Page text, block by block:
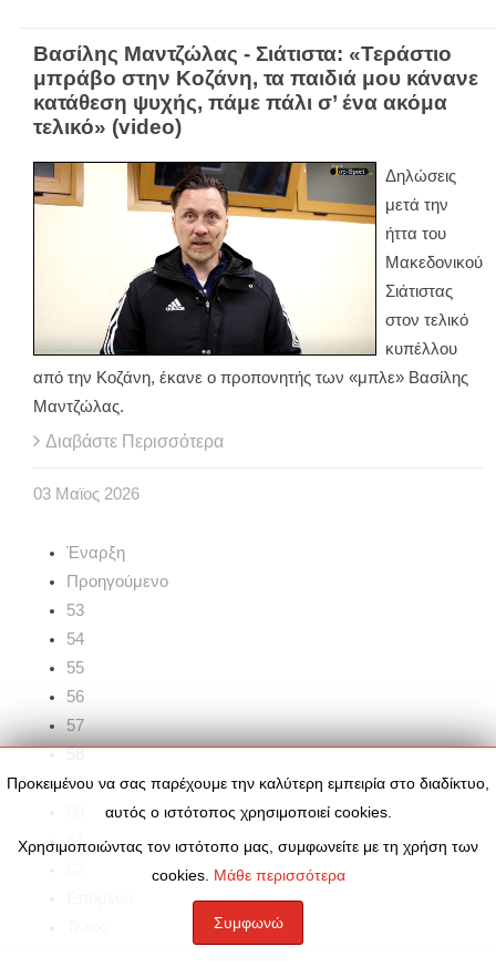
Βασίλης Μαντζώλας - Σιάτιστα: «Τεράστιο
μπράβο στην Κοζάνη, τα παιδιά μου κάνανε
κατάθεση ψυχής, πάμε πάλι σ’ ένα ακόμα
τελικό» (video)
Δηλώσεις
μετά την
ήττα του
Μακεδονικού
Σιάτιστας
στον τελικό
κυπέλλου
από την Κοζάνη, έκανε ο προπονητής των «μπλε» Βασίλης
Μαντζώλας.
Διαβάστε Περισσότερα
03 Μαϊος 2026
Έναρξη
Προηγούμενο
53
54
55
56
57
59
61
Προκειμένου να σας παρέχουμε την καλύτερη εμπειρία στο διαδίκτυο,
αυτός ο ιστότοπος χρησιμοποιεί cookies.
Χρησιμοποιώντας τον ιστότοπο μας, συμφωνείτε με τη χρήση των
cookies. Μάθε περισσότερα
Συμφωνώ